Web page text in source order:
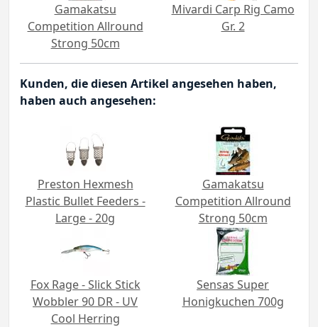
Gamakatsu
Competition Allround
Strong 50cm
Mivardi Carp Rig Camo
Gr. 2
Kunden, die diesen Artikel angesehen haben,
haben auch angesehen:
Preston Hexmesh
Plastic Bullet Feeders -
Large - 20g
Gamakatsu
Competition Allround
Strong 50cm
Fox Rage - Slick Stick
Wobbler 90 DR - UV
Cool Herring
Sensas Super
Honigkuchen 700g